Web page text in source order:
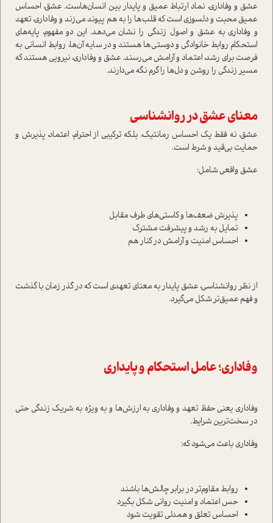
عشق و وفاداری، نماد ارتباط عمیق و پایدار بین انسان‌هاست. عشق، احساس
عمیق محبت و دلسوزی است که قلب‌ها را به هم پیوند می‌زند و وفاداری، تعهد
و وفاداری به عشق و اصول زندگی را نشان می‌دهد. این دو مفهوم، پایه‌های
استحکام روابط خانوادگی و دوستی‌ها هستند و در سایه آن‌ها، روابط انسانی به
فرصت برای رشد، اعتماد و آرامش می‌رسند. عشق و وفاداری، نیرویی هستند که
مسیر زندگی را روشن و دل‌ها را گرم نگه می‌دارند.
معنای عشق در روانشناسی
عشق، نه فقط یک احساس رمانتیک، بلکه ترکیبی از احترام، اعتماد، پذیرش و
حمایت بی‌قید و شرط است.
عشق واقعی شامل:
پذیرش ضعف‌ها و کاستی‌های طرف مقابل
تمایل به رشد و پیشرفت مشترک
احساس امنیت و آرامش در کنار هم
از نظر روانشناسی، عشق پایدار به معنای تعهدی است که در گذر زمان با گذشت
و فهم عمیق‌تر شکل می‌گیرد.
وفاداری؛ عامل استحکام و پایداری
وفاداری یعنی حفظ تعهد و وفاداری به ارزش‌ها و به ویژه به شریک زندگی حتی
در سخت‌ترین شرایط.
وفاداری باعث می‌شود که:
روابط مقاوم‌تر در برابر چالش‌ها باشند
حس اعتماد و امنیت روانی شکل بگیرد
احساس تعلق و همدلی تقویت شود